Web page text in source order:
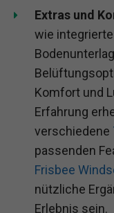
Extras und
wie
Komfort und
Erfahrung
verschiedene
passenden
Frisbee
nützliche
Erlebnis sein.